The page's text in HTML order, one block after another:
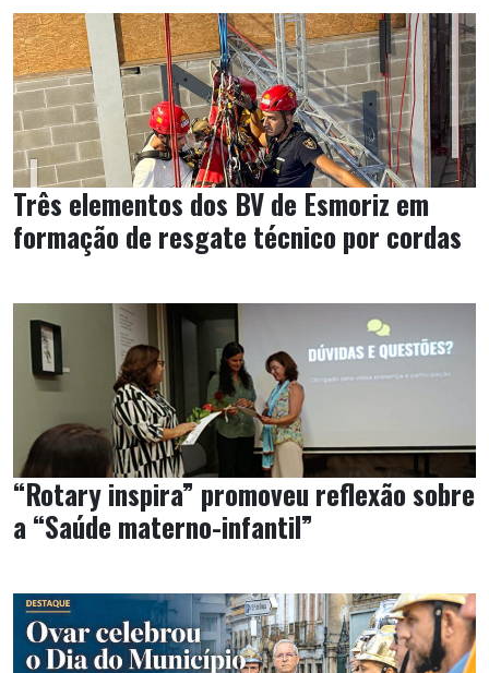
Três elementos dos BV de Esmoriz em
formação de resgate técnico por cordas
“Rotary inspira” promoveu reflexão sobre
a “Saúde materno-infantil”